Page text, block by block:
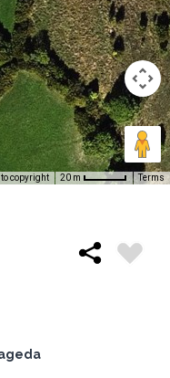
copyright 20 m Terms